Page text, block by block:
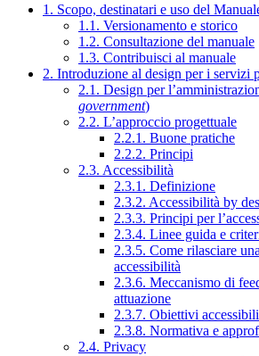
1. Scopo, destinatari e uso del
1.1. Versionamento e storico
1.2. Consultazione del manuale
1.3. Contribuisci al manuale
2. Introduzione al design per i servizi
2.1. Design per
government)
2.2. L’approccio progettuale
2.2.1. Buone pratiche
2.2.2. Principi
2.3. Accessibilità
2.3.1. Definizione
2.3.2. Accessibilità by
2.3.3. Principi per
2.3.4. Linee guida e
2.3.5. Come rilasciare
accessibilità
2.3.6. Meccanismo di
attuazione
2.3.7. Obiettivi
2.3.8. Normativa e
2.4. Privacy